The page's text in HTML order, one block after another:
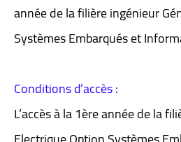
année de la filière ingénieur
Systèmes Embarqués et
Conditions d’accès :
L’accès à la 1ère année de la